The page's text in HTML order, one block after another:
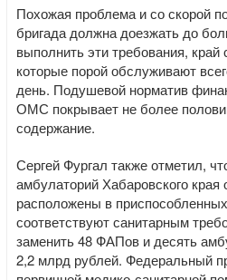
Похожая проблема и со скорой
бригада должна доезжать до
выполнить эти требования, край
которые порой обслуживают
день. Подушевой норматив
ОМС покрывает не более
содержание.
Сергей Фургал также отметил,
амбулаторий Хабаровского края
расположены в
соответствуют санитарным
заменить 48 ФАПов и десять
2,2 млрд рублей. Федеральный